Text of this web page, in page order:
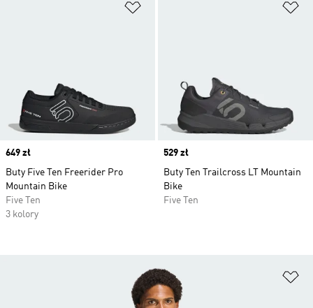
Price
649 zł
Buty Five Ten Freerider Pro
Mountain Bike
Five Ten
3 kolory
Price
529 zł
Buty Ten Trailcross LT Mountain
Bike
Five Ten